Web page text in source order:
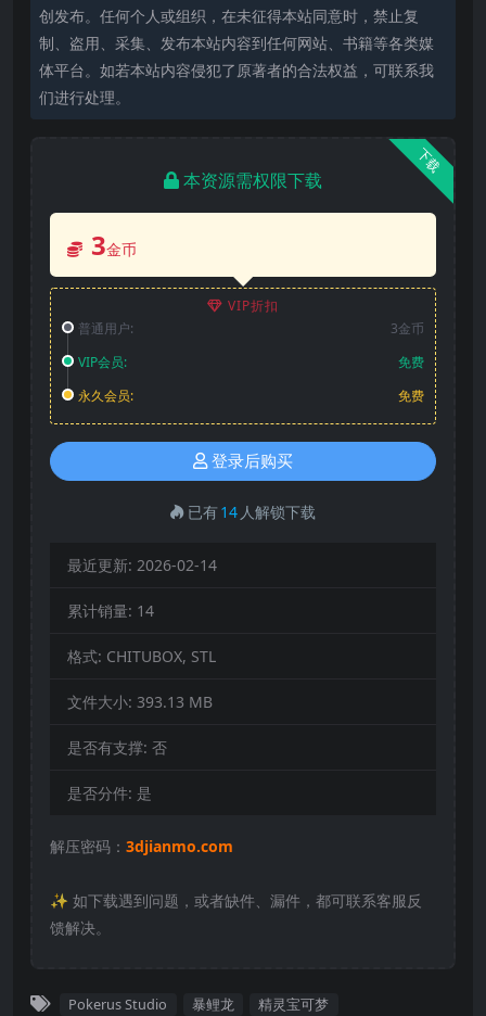
创发布。任何个人或组织，在未征得本站同意时，禁止复
制、盗用、采集、发布本站内容到任何网站、书籍等各类媒
体平台。如若本站内容侵犯了原著者的合法权益，可联系我
们进行处理。
下载
本资源需权限下载
3金币
VIP折扣
普通用户:
3金币
VIP会员:
免费
永久会员:
免费
登录后购买
已有14 人解锁下载
最近更新: 2026-02-14
累计销量: 14
格式: CHITUBOX, STL
文件大小: 393.13 MB
是否有支撑: 否
是否分件: 是
解压密码： 3djianmo.com
✨️ 如下载遇到问题，或者缺件、漏件，都可联系客服反
馈解决。
Pokerus Studio 暴鲤龙 精灵宝可梦